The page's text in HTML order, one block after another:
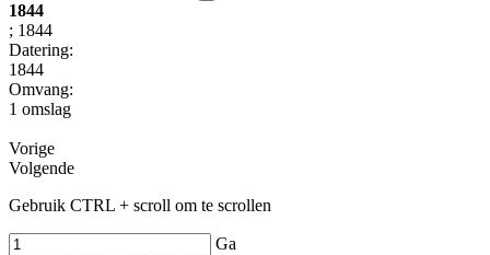
1844
; 1844
Datering:
1844
Omvang:
1 omslag
Vorige
Volgende
Gebruik CTRL + scroll om te scrollen
Ga